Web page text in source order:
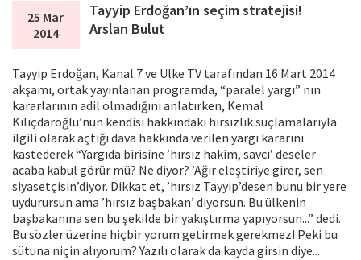
25 Mar
2014
Tayyip Erdoğan’ın seçim stratejisi!
Arslan Bulut
Tayyip Erdoğan, Kanal 7 ve Ülke TV tarafından 16 Mart 2014
akşamı, ortak yayınlanan programda, “paralel yargı” nın
kararlarının adil olmadığını anlatırken, Kemal
Kılıçdaroğlu’nun kendisi hakkındaki hırsızlık suçlamalarıyla
ilgili olarak açtığı dava hakkında verilen yargı kararını
kastederek “Yargıda birisine ’hırsız hakim, savcı’ deseler
acaba kabul görür mü? Ne diyor? ’Ağır eleştiriye girer, sen
siyasetçisin’diyor. Dikkat et, ’hırsız Tayyip’desen bunu bir yere
uydurursun ama ’hırsız başbakan’ diyorsun. Bu ülkenin
başbakanına sen bu şekilde bir yakıştırma yapıyorsun...” dedi.
Bu sözler üzerine hiçbir yorum getirmek gerekmez! Peki bu
sütuna niçin alıyorum? Yazılı olarak da kayda girsin diye...